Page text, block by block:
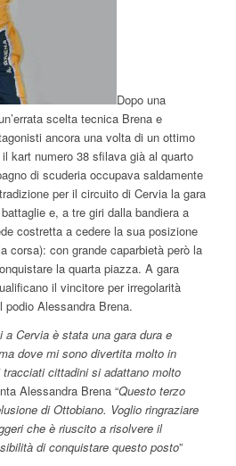
Dopo una
scelta tecnica Brena e
ancora una volta di un ottimo
kart numero 38 sfilava già al quarto
di scuderia occupava saldamente
per il circuito di Cervia la gara
e, a tre giri dalla bandiera a
costretta a cedere la sua posizione
corsa): con grande caparbietà però la
la quarta piazza. A gara
il vincitore per irregolarità
Alessandra Brena.
Cervia è stata una gara dura e
dove mi sono divertita molto in
cittadini si adattano molto
Alessandra Brena “Questo terzo
di Ottobiano. Voglio ringraziare
che è riuscito a risolvere il
di conquistare questo posto”